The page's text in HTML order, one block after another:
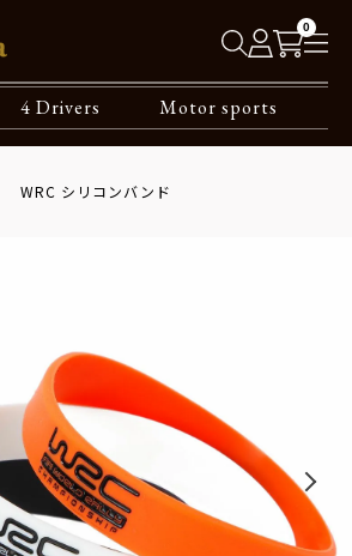
0
4 Drivers Motor sports
WRC シリコンバンド